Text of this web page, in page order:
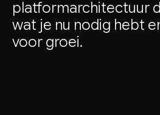
platformarchitectuur
wat je nu nodig hebt
voor groei.